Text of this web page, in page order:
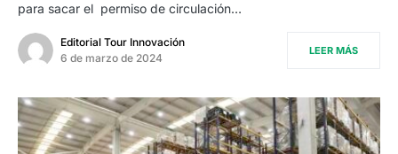
para sacar el permiso de circulación…
Editorial Tour Innovación
6 de marzo de 2024
LEER MÁS